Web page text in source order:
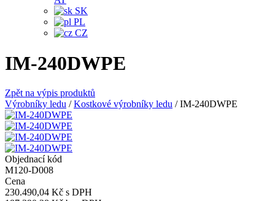
SK
PL
CZ
IM-240DWPE
Zpět na výpis produktů
Výrobníky ledu /Kostkové výrobníky ledu /IM-240DWPE
Objednací kód
M120-D008
Cena
230.490,04 Kč s DPH